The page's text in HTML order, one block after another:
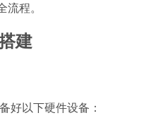
程。
建
好以下硬件设备：